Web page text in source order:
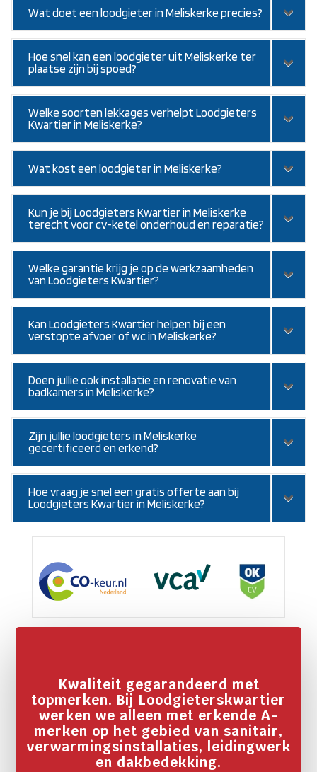
Wat doet een loodgieter in Meliskerke precies?
Hoe snel kan een loodgieter uit Meliskerke ter
plaatse zijn bij spoed?
Welke soorten lekkages verhelpt Loodgieters
Kwartier in Meliskerke?
Wat kost een loodgieter in Meliskerke?
Kun je bij Loodgieters Kwartier in Meliskerke
terecht voor cv-ketel onderhoud en reparatie?
Welke garantie krijg je op de werkzaamheden
van Loodgieters Kwartier?
Kan Loodgieters Kwartier helpen bij een
verstopte afvoer of wc in Meliskerke?
Doen jullie ook installatie en renovatie van
badkamers in Meliskerke?
Zijn jullie loodgieters in Meliskerke
gecertificeerd en erkend?
Hoe vraag je snel een gratis offerte aan bij
Loodgieters Kwartier in Meliskerke?
Kwaliteit gegarandeerd met
topmerken. Bij Loodgieterskwartier
werken we alleen met erkende A-
merken op het gebied van sanitair,
verwarmingsinstallaties, leidingwerk
en dakbedekking.